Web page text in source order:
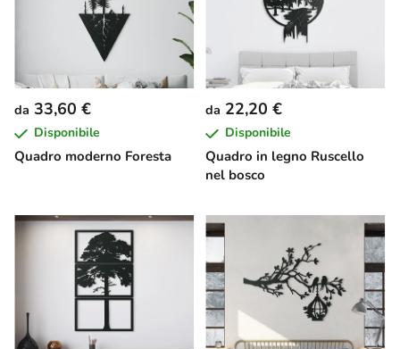
Quadro moderno Foresta
da 33,60 €
Disponibile
Quadro in legno Ruscello
nel bosco
da 22,20 €
Disponibile